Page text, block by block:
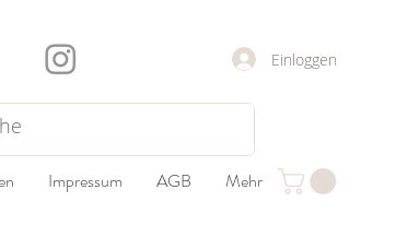
Einloggen
Impressum AGB Mehr